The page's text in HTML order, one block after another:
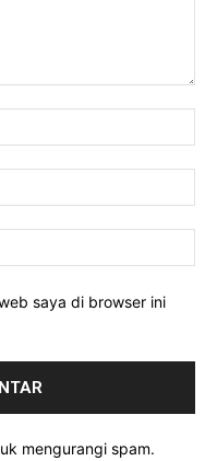
saya di browser ini
mengurangi spam.